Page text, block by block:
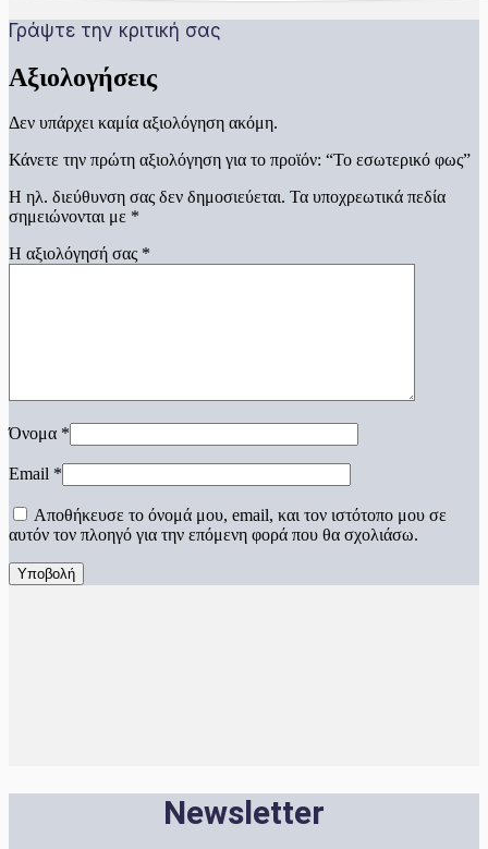
Γράψτε την κριτική σας
Αξιολογήσεις
Δεν υπάρχει καμία αξιολόγηση ακόμη.
Κάνετε την πρώτη αξιολόγηση για το προϊόν: “Το εσωτερικό φως”
Η ηλ. διεύθυνση σας δεν δημοσιεύεται. Τα υποχρεωτικά πεδία
σημειώνονται με *
Η αξιολόγησή σας *
Όνομα *
Email *
Αποθήκευσε το όνομά μου, email, και τον ιστότοπο μου σε
αυτόν τον πλοηγό για την επόμενη φορά που θα σχολιάσω.
Newsletter